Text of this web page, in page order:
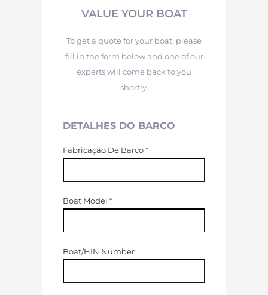
VALUE YOUR BOAT
To get a quote for your boat, please
fill in the form below and one of our
experts will come back to you
shortly.
DETALHES DO BARCO
Fabricação De Barco*
Boat Model *
Boat/HIN Number